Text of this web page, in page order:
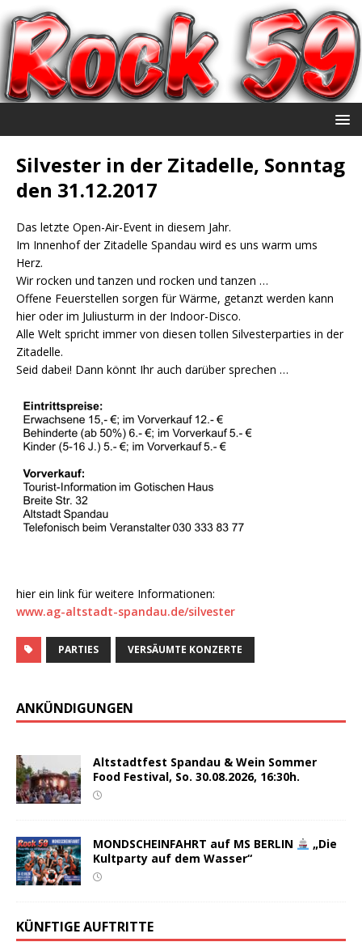
Silvester in der Zitadelle, Sonntag
den 31.12.2017
Das letzte Open-Air-Event in diesem Jahr.
Im Innenhof der Zitadelle Spandau wird es uns warm ums
Herz.
Wir rocken und tanzen und rocken und tanzen …
Offene Feuerstellen sorgen für Wärme, getanzt werden kann
hier oder im Juliusturm in der Indoor-Disco.
Alle Welt spricht immer von diesen tollen Silvesterparties in der
Zitadelle.
Seid dabei! Dann könnt Ihr auch darüber sprechen …
hier ein link für weitere Informationen:
www.ag-altstadt-spandau.de/silvester
PARTIES VERSÄUMTE KONZERTE
ANKÜNDIGUNGEN
Altstadtfest Spandau & Wein Sommer
Food Festival, So. 30.08.2026, 16:30h.
MONDSCHEINFAHRT auf MS BERLIN
„Die
Kultparty auf dem Wasser“
KÜNFTIGE AUFTRITTE